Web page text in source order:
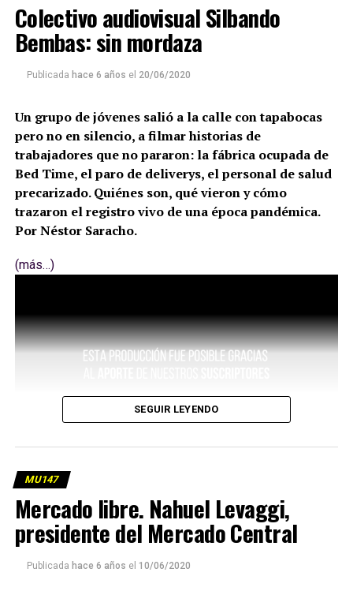
Colectivo audiovisual Silbando
Bembas: sin mordaza
Publicada hace 6 años el 20/06/2020
Un grupo de jóvenes salió a la calle con tapabocas
pero no en silencio, a filmar historias de
trabajadores que no pararon: la fábrica ocupada de
Bed Time, el paro de deliverys, el personal de salud
precarizado. Quiénes son, qué vieron y cómo
trazaron el registro vivo de una época pandémica.
Por Néstor Saracho.
(más…)
SEGUIR LEYENDO
MU147
Mercado libre. Nahuel Levaggi,
presidente del Mercado Central
Publicada hace 6 años el 10/06/2020